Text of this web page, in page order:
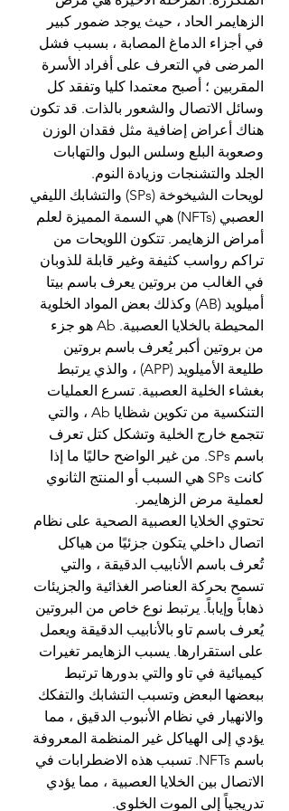
الزهايمر الحاد ، حيث يوجد ضمور كبير
في أجزاء الدماغ المصابة ، بسبب فشل
المرضى في التعرف على أفراد الأسرة
المقربين ؛ أصبح معتمدا كليا وتفقد كل
وسائل الاتصال والشعور بالذات. قد تكون
هناك أعراض إضافية مثل فقدان الوزن
وصعوبة البلع وسلس البول والتهابات
الجلد والتشنجات وزيادة النوم.
لويحات الشيخوخة (SPs) والتشابك الليفي
العصبي (NFTs) هي السمة المميزة لعلم
أمراض الزهايمر. تتكون اللويحات من
تراكم رواسب كثيفة وغير قابلة للذوبان
في الغالب من بروتين يعرف باسم بيتا
أميلويد (AB) وكذلك بعض المواد الخلوية
المحيطة بالخلايا العصبية. Ab هو جزء
من بروتين أكبر يُعرف باسم بروتين
طليعة الأميلويد (APP) ، والذي يرتبط
بغشاء الخلية العصبية. تسرع العمليات
التنكسية من تكوين شظايا Ab ، والتي
تتجمع خارج الخلية وتشكل كتل تعرف
باسم SPs. من غير الواضح حاليًا ما إذا
كانت SPs هي السبب أو المنتج الثانوي
لعملية مرض الزهايمر.
تحتوي الخلايا العصبية الصحية على نظام
اتصال داخلي يتكون جزئيًا من هياكل
تُعرف باسم الأنابيب الدقيقة ، والتي
تسمح بحركة العناصر الغذائية والجزيئات
ذهاباً وإياباً. يرتبط نوع خاص من البروتين
يُعرف باسم تاو بالأنابيب الدقيقة ويعمل
على استقرارها. يسبب الزهايمر تغيرات
كيميائية في تاو والتي بدورها ترتبط
ببعضها البعض وتسبب التشابك والتفكك
والانهيار في نظام الأنبوب الدقيق ، مما
يؤدي إلى الهياكل غير المنظمة المعروفة
باسم NFTs. تسبب هذه الاضطرابات في
الاتصال بين الخلايا العصبية ، مما يؤدي
تدريجياً إلى الموت الخلوي.